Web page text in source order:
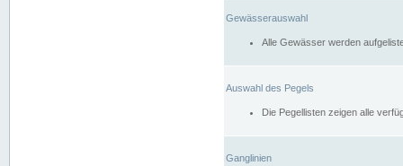
Gewässerauswahl
Alle Gewässer werden
Auswahl des Pegels
Die Pegellisten zeigen alle
Ganglinien